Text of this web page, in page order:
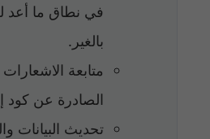
في نطاق ما أعد
بالغير.
متابعة
الصادرة عن كود
تحديث البيانات